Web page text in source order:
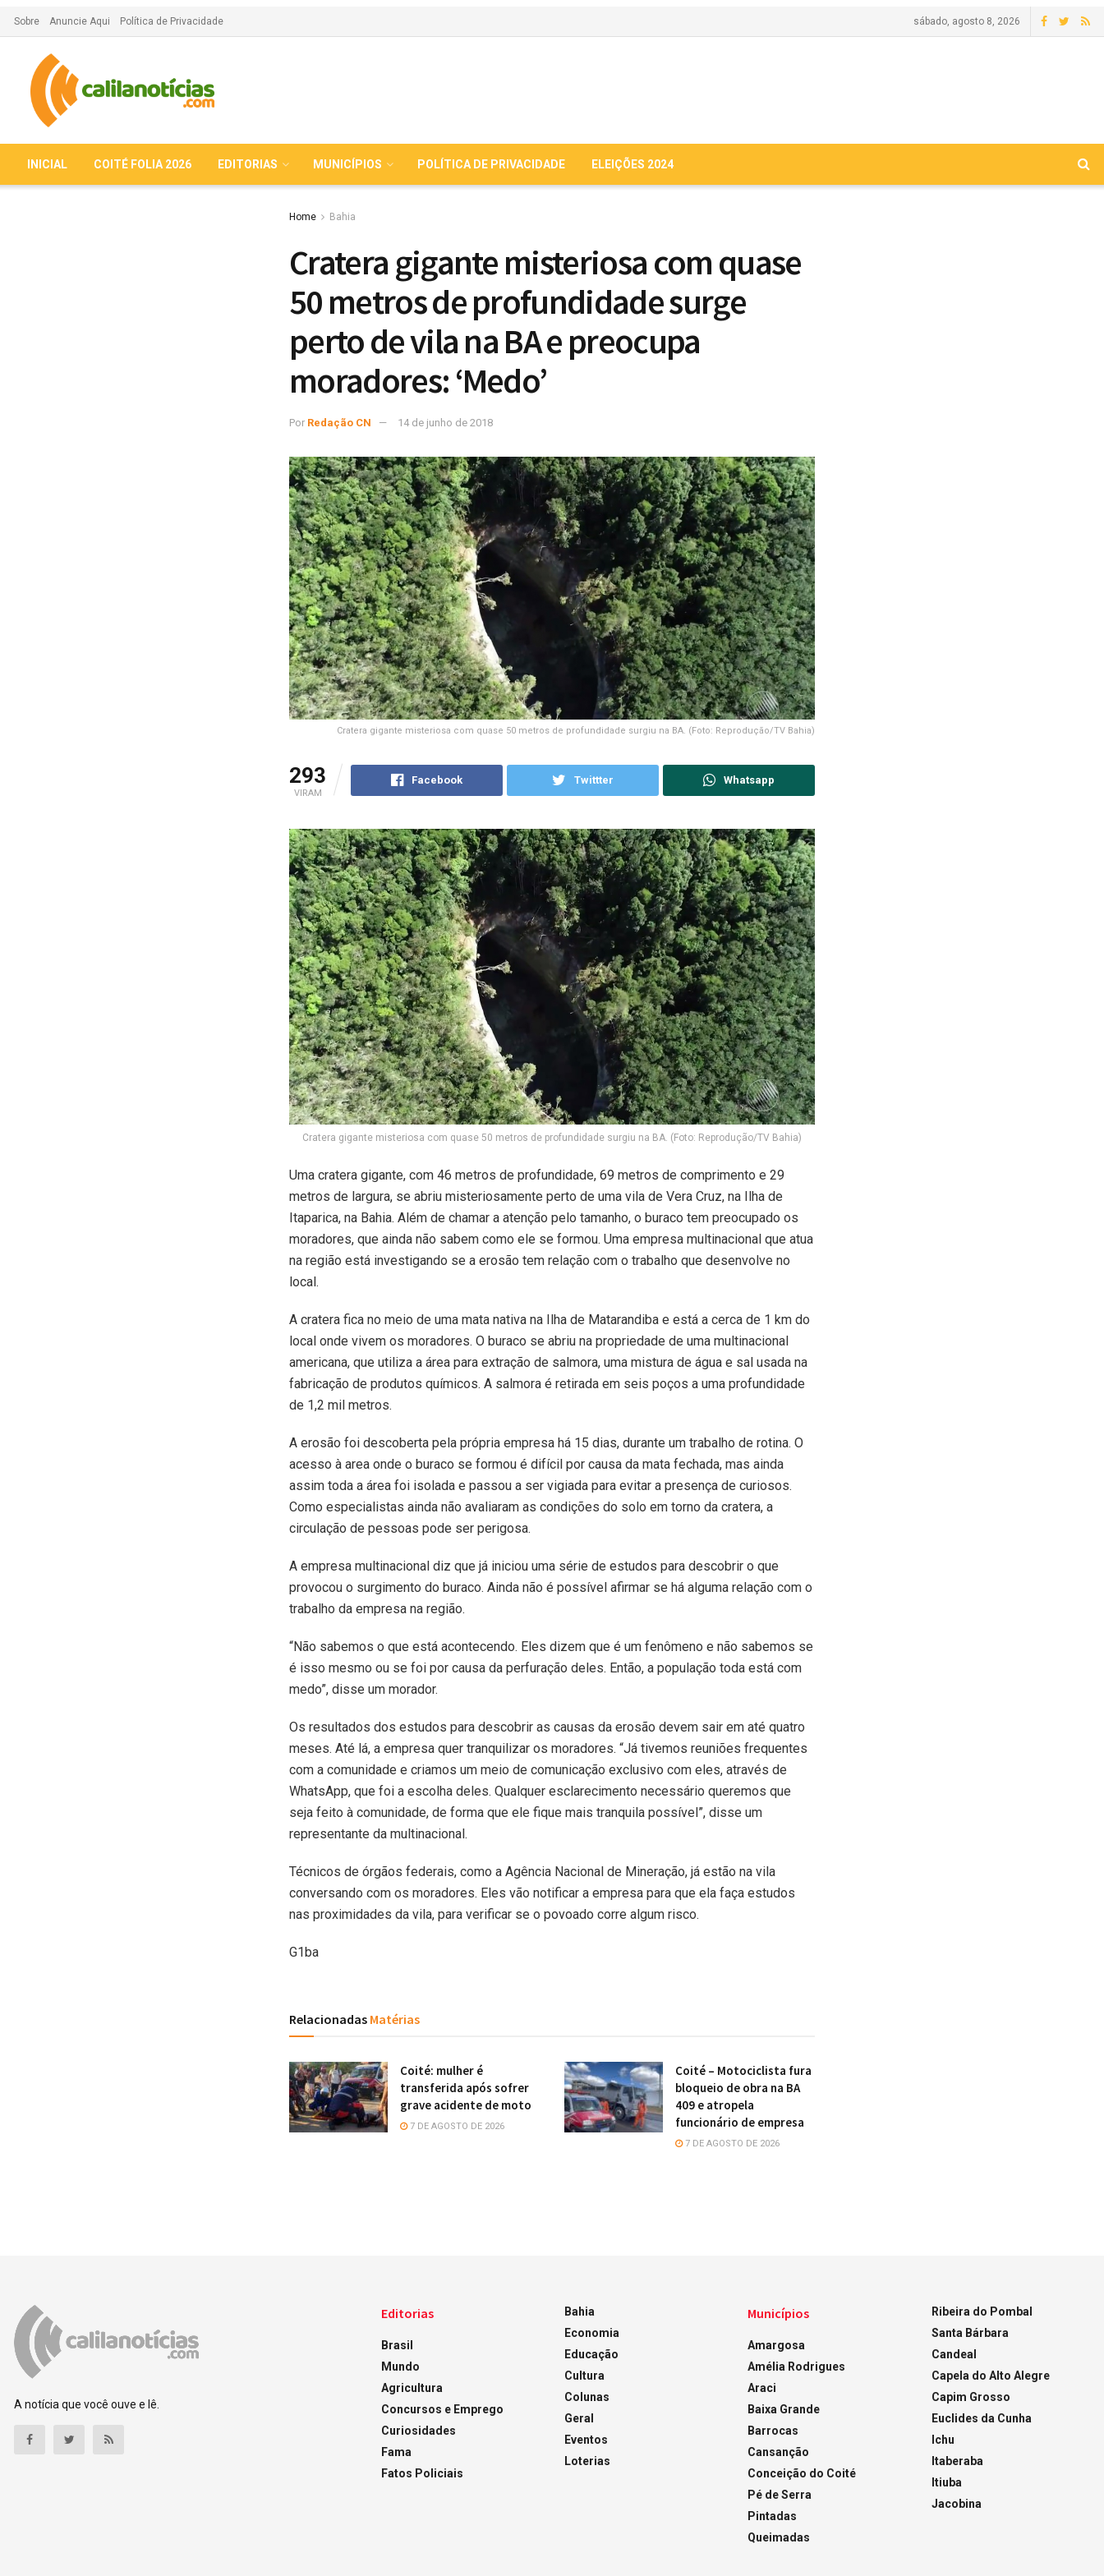
Sobre Anuncie Aqui Política de Privacidade sábado, agosto 8, 2026
INICIAL COITÉ FOLIA 2026 EDITORIAS MUNICÍPIOS POLÍTICA DE PRIVACIDADE ELEIÇÕES 2024
Home Bahia
Cratera gigante misteriosa com quase
50 metros de profundidade surge
perto de vila na BA e preocupa
moradores: ‘Medo’
Por Redação CN 14 de junho de 2018
Cratera gigante misteriosa com quase 50 metros de profundidade surgiu na BA. (Foto: Reprodução/TV Bahia)
293
VIRAM
Facebook Twittter Whatsapp
Cratera gigante misteriosa com quase 50 metros de profundidade surgiu na BA. (Foto: Reprodução/TV Bahia)
Uma cratera gigante, com 46 metros de profundidade, 69 metros de comprimento e 29
metros de largura, se abriu misteriosamente perto de uma vila de Vera Cruz, na Ilha de
Itaparica, na Bahia. Além de chamar a atenção pelo tamanho, o buraco tem preocupado os
moradores, que ainda não sabem como ele se formou. Uma empresa multinacional que atua
na região está investigando se a erosão tem relação com o trabalho que desenvolve no
local.
A cratera fica no meio de uma mata nativa na Ilha de Matarandiba e está a cerca de 1 km do
local onde vivem os moradores. O buraco se abriu na propriedade de uma multinacional
americana, que utiliza a área para extração de salmora, uma mistura de água e sal usada na
fabricação de produtos químicos. A salmora é retirada em seis poços a uma profundidade
de 1,2 mil metros.
A erosão foi descoberta pela própria empresa há 15 dias, durante um trabalho de rotina. O
acesso à area onde o buraco se formou é difícil por causa da mata fechada, mas ainda
assim toda a área foi isolada e passou a ser vigiada para evitar a presença de curiosos.
Como especialistas ainda não avaliaram as condições do solo em torno da cratera, a
circulação de pessoas pode ser perigosa.
A empresa multinacional diz que já iniciou uma série de estudos para descobrir o que
provocou o surgimento do buraco. Ainda não é possível afirmar se há alguma relação com o
trabalho da empresa na região.
“Não sabemos o que está acontecendo. Eles dizem que é um fenômeno e não sabemos se
é isso mesmo ou se foi por causa da perfuração deles. Então, a população toda está com
medo”, disse um morador.
Os resultados dos estudos para descobrir as causas da erosão devem sair em até quatro
meses. Até lá, a empresa quer tranquilizar os moradores. “Já tivemos reuniões frequentes
com a comunidade e criamos um meio de comunicação exclusivo com eles, através de
WhatsApp, que foi a escolha deles. Qualquer esclarecimento necessário queremos que
seja feito à comunidade, de forma que ele fique mais tranquila possível”, disse um
representante da multinacional.
Técnicos de órgãos federais, como a Agência Nacional de Mineração, já estão na vila
conversando com os moradores. Eles vão notificar a empresa para que ela faça estudos
nas proximidades da vila, para verificar se o povoado corre algum risco.
G1ba
Relacionadas Matérias
Coité: mulher é
transferida após sofrer
grave acidente de moto
7 DE AGOSTO DE 2026
Coité – Motociclista fura
bloqueio de obra na BA
409 e atropela
funcionário de empresa
7 DE AGOSTO DE 2026
A notícia que você ouve e lê.
Editorias
Brasil
Mundo
Agricultura
Concursos e Emprego
Curiosidades
Fama
Fatos Policiais
Bahia
Economia
Educação
Cultura
Colunas
Geral
Eventos
Loterias
Municípios
Amargosa
Amélia Rodrigues
Araci
Baixa Grande
Barrocas
Cansanção
Conceição do Coité
Pé de Serra
Pintadas
Queimadas
Ribeira do Pombal
Santa Bárbara
Candeal
Capela do Alto Alegre
Capim Grosso
Euclides da Cunha
Ichu
Itaberaba
Itiuba
Jacobina